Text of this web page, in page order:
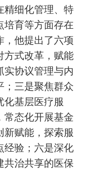
精细化管理、特
培育等方面存在
，他提出了六项
方式改革，赋能
实协议管理与内
；三是聚焦群众
化基层医疗服
常态化开展基金
新赋能，探索服
经验；六是深化
共治共享的医保